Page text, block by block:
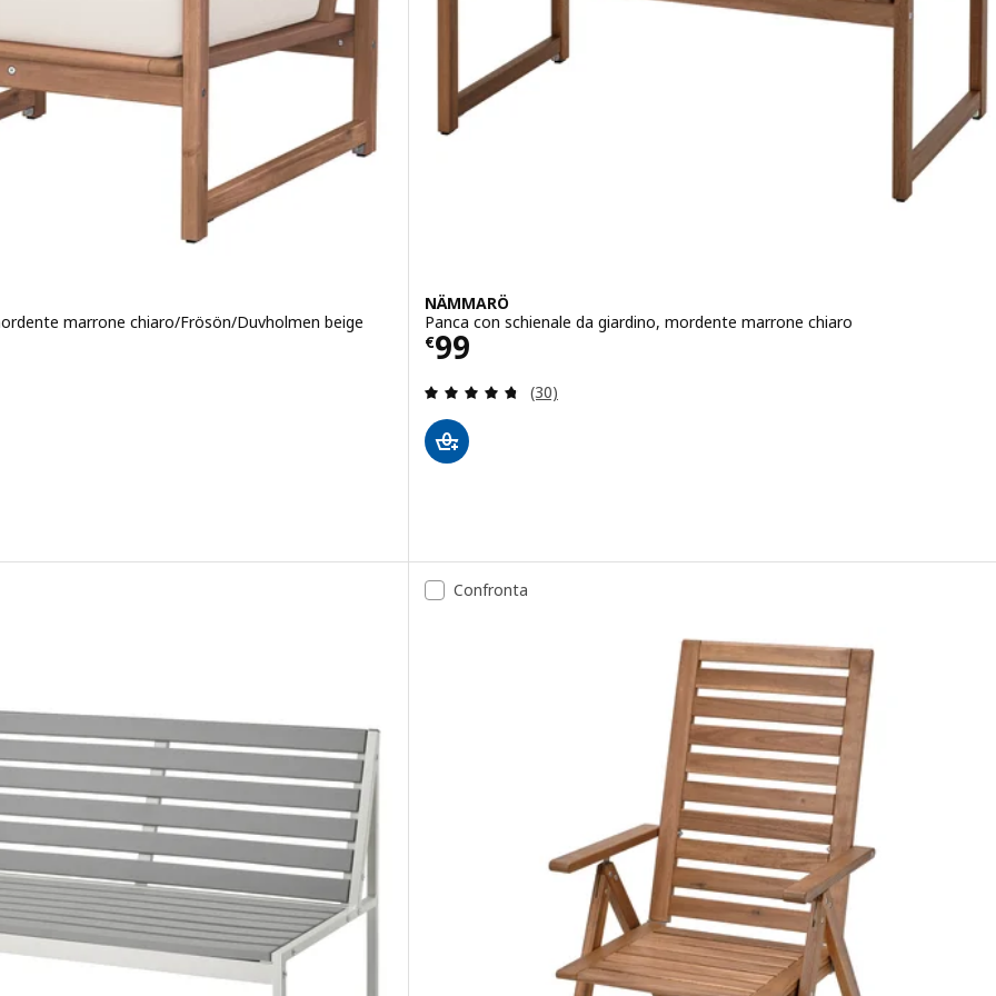
marrone chiaro/Frösön/Duvholmen beige
5 fuori da 5 stelle. Totale recensioni:
relax da giardino, mordente marrone chiaro/Kuddarna grigio chiaro-beige
NÄMMARÖ
Panca con schienale da giardino, mordente marrone chiaro
€99
Prezzo € 99
Recensione: 4.7 fuori da 5 stelle. Totale recensioni:
(30)
Confronta